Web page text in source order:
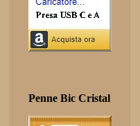
Penne Bic Cristal